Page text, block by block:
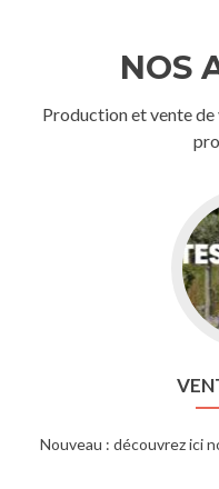
NOS
Production et vente
Nouveau : découvrez ici